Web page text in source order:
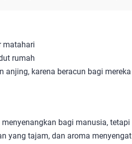
matahari
rumah
anjing, karena beracun bagi mereka
bagi manusia, tetapi
yang tajam, dan aroma menyengat